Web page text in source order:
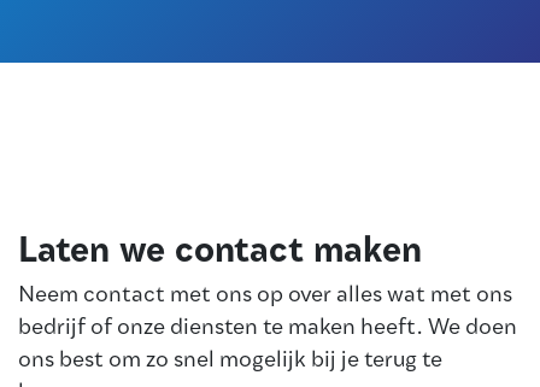
Laten we contact maken
Neem contact met ons op over alles wat met ons
bedrijf of onze diensten te maken heeft. We doen
ons best om zo snel mogelijk bij je terug te